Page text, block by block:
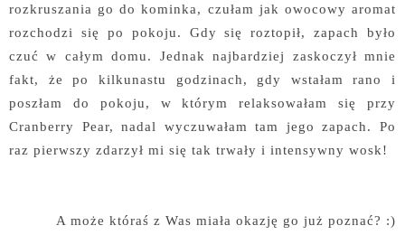
rozkruszania go do kominka, czułam jak owocowy aromat
rozchodzi się po pokoju. Gdy się roztopił, zapach było
czuć w całym domu. Jednak najbardziej zaskoczył mnie
fakt, że po kilkunastu godzinach, gdy wstałam rano i
poszłam do pokoju, w którym relaksowałam się przy
Cranberry Pear, nadal wyczuwałam tam jego zapach. Po
raz pierwszy zdarzył mi się tak trwały i intensywny wosk!
A może któraś z Was miała okazję go już poznać? :)